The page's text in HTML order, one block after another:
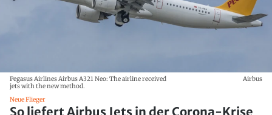
Pegasus Airlines Airbus A321 Neo: The airline received
jets with the new method.
Airbus
Neue Flieger
So liefert Airbus Jets in der Corona-Krise